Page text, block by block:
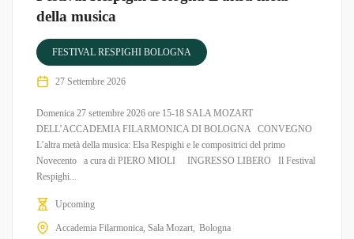
della musica
FESTIVAL RESPIGHI BOLOGNA
27 Settembre 2026
Domenica 27 settembre 2026 ore 15-18 SALA MOZART
DELL’ACCADEMIA FILARMONICA DI BOLOGNA CONVEGNO
L’altra metà della musica: Elsa Respighi e le compositrici del primo
Novecento a cura di PIERO MIOLI INGRESSO LIBERO Il Festival
Respighi...
Upcoming
Accademia Filarmonica, Sala Mozart Bologna